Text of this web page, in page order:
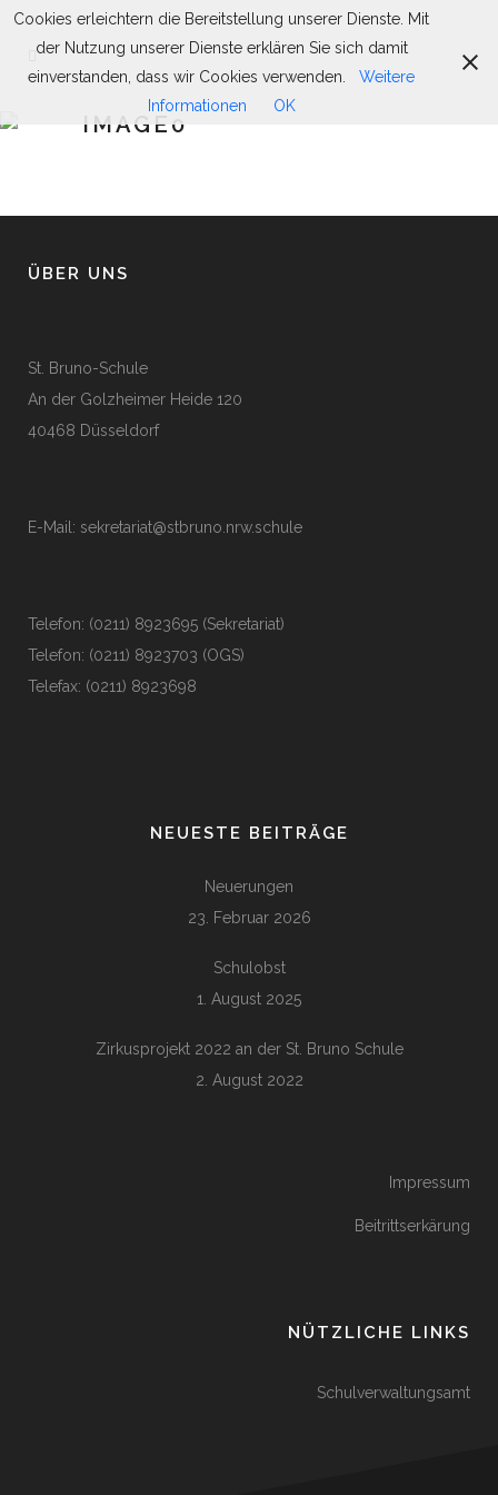
IMAGE0
ÜBER UNS
St. Bruno-Schule
An der Golzheimer Heide 120
40468 Düsseldorf
E-Mail: sekretariat@stbruno.nrw.schule
Telefon: (0211) 8923695 (Sekretariat)
Telefon: (0211) 8923703 (OGS)
Telefax: (0211) 8923698
NEUESTE BEITRÄGE
Neuerungen
23. Februar 2026
Schulobst
1. August 2025
Zirkusprojekt 2022 an der St. Bruno Schule
2. August 2022
Impressum
Beitrittserkärung
NÜTZLICHE LINKS
Schulverwaltungsamt
Cookies erleichtern die Bereitstellung unserer Dienste. Mit
der Nutzung unserer Dienste erklären Sie sich damit
einverstanden, dass wir Cookies verwenden.
Weitere
Informationen
OK